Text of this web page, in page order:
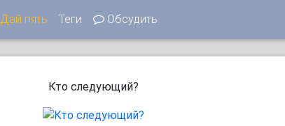
Дай пять Теги Обсудить
Кто следующий?